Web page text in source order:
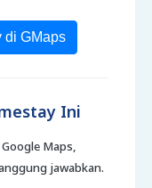
di GMaps
Ini
Maps,
jawabkan.